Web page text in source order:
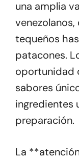
una amplia
tequeños
patacones.
oportunidad
sabores
ingredientes
preparación.
La